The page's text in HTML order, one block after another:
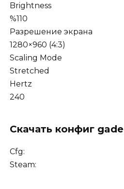
Brightness
%110
Разрешение экрана
1280×960 (4:3)
Scaling Mode
Stretched
Hertz
240
Скачать конфиг gade
Cfg:
Steam: